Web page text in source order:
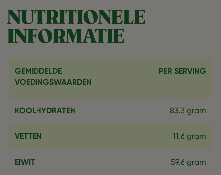
NUTRITIONELE
INFORMATIE
GEMIDDELDE
VOEDINGSWAARDEN
PER SERVING
KOOLHYDRATEN 83.3 gram
VETTEN 11.6 gram
EIWIT 59.6 gram